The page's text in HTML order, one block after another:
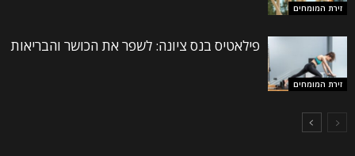
זירת המומחים
זירת המומחים
פילאטיס בנס ציונה: לשפר את הכושר והבריאות